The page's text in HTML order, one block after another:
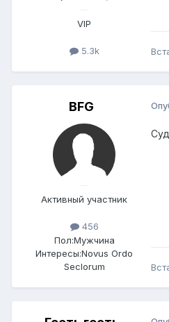
VIP
5.3k
BFG
Активный участник
456
Пол:Мужчина
Интересы:Novus Ordo
Seclorum